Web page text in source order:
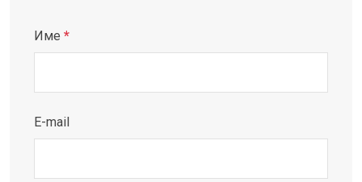
Име *
E-mail